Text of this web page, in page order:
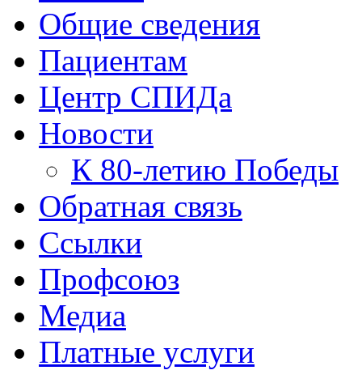
Общие сведения
Пациентам
Центр СПИДа
Новости
К 80-летию Победы
Обратная связь
Ссылки
Профсоюз
Медиа
Платные услуги